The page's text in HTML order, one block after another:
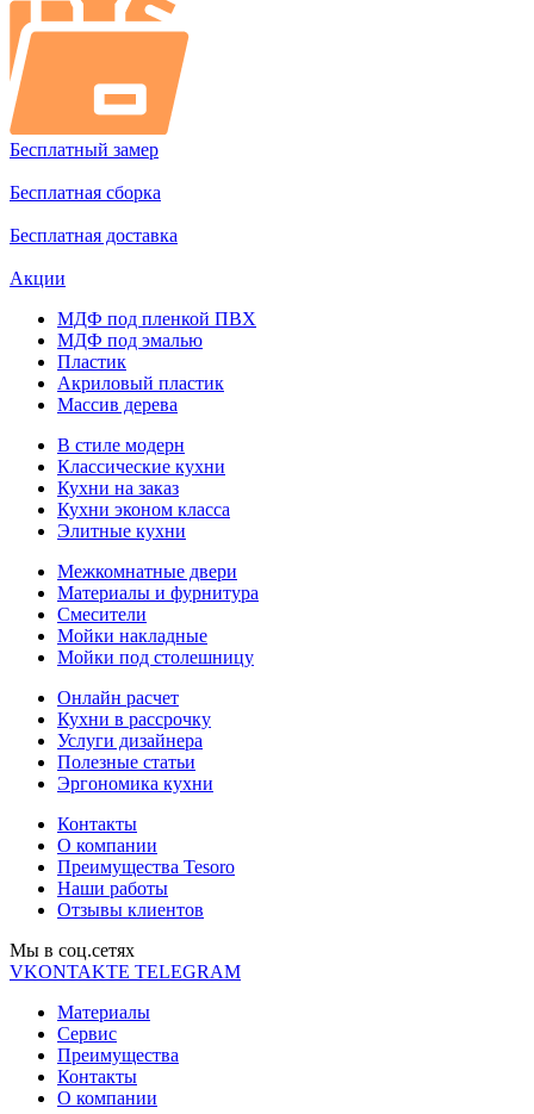
Бесплатный замер
Бесплатная сборка
Бесплатная доставка
Акции
МДФ под пленкой ПВХ
МДФ под эмалью
Пластик
Акриловый пластик
Массив дерева
В стиле модерн
Классические кухни
Кухни на заказ
Кухни эконом класса
Элитные кухни
Межкомнатные двери
Материалы и фурнитура
Смесители
Мойки накладные
Мойки под столешницу
Онлайн расчет
Кухни в рассрочку
Услуги дизайнера
Полезные статьи
Эргономика кухни
Контакты
О компании
Преимущества Tesoro
Наши работы
Отзывы клиентов
Мы в соц.cетях
VKONTAKTE TELEGRAM
Материалы
Сервис
Преимущества
Контакты
О компании